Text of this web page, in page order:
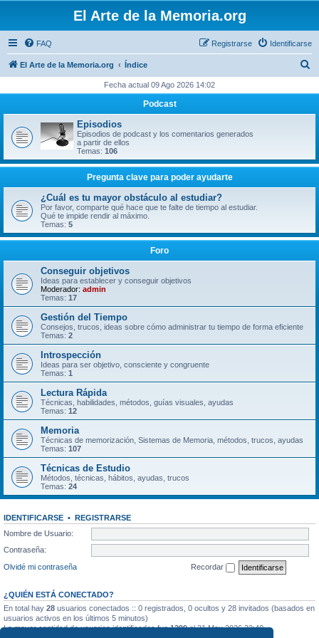
El Arte de la Memoria.org
FAQ Identificarse
Registrarse
El Arte de la Memoria.org Índice
c
Fecha actual 09 Ago 2026 14:02
Podcast
Episodios
Episodios de podcast y los comentarios generados
a partir de ellos
Temas: 106
Pregunta clave para poder ayudarte
¿Cuál es tu mayor obstáculo al estudiar?
Por favor, comparte qué hace que te falte de tiempo al estudiar.
Qué te impide rendir al máximo.
Temas: 5
Foro
Conseguir objetivos
Ideas para establecer y conseguir objetivos
Moderador: admin
Temas: 17
Gestión del Tiempo
Consejos, trucos, ideas sobre cómo administrar tu tiempo de forma eficiente
Temas: 2
Introspección
Ideas para ser objetivo, consciente y congruente
Temas: 1
Lectura Rápida
Técnicas, habilidades, métodos, guías visuales, ayudas
Temas: 12
Memoria
Técnicas de memorización, Sistemas de Memoria, métodos, trucos, ayudas
Temas: 107
Técnicas de Estudio
Métodos, técnicas, hábitos, ayudas, trucos
Temas: 24
IDENTIFICARSE • REGISTRARSE
Nombre de Usuario:
Contraseña:
Olvidé mi contraseña
Recordar
¿QUIÉN ESTÁ CONECTADO?
En total hay 28 usuarios conectados :: 0 registrados, 0 ocultos y 28 invitados (basados en
usuarios activos en los últimos 5 minutos)
La mayor cantidad de usuarios identificados fue1299el 31 May 2026 22:40